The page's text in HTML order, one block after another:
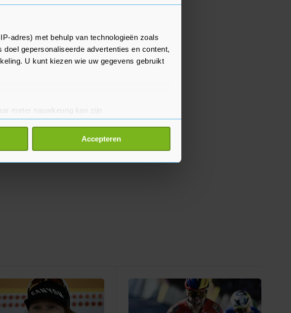
adres) met behulp van technologieën zoals
gepersonaliseerde advertenties en content,
U kunt kiezen wie uw gegevens gebruikt
meter nauwkeurig kan zijn
(fingerprinting)
voorkeuren in het
detailgedeelte
Accepteren